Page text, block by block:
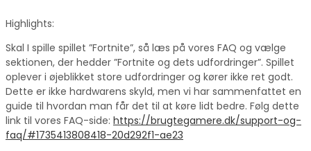
Highlights:
Skal I spille spillet ”Fortnite”, så læs på vores FAQ og vælge
sektionen, der hedder ”Fortnite og dets udfordringer”. Spillet
oplever i øjeblikket store udfordringer og kører ikke ret godt.
Dette er ikke hardwarens skyld, men vi har sammenfattet en
guide til hvordan man får det til at køre lidt bedre. Følg dette
link til vores FAQ-side: https://brugtegamere.dk/support-og-
faq/#1735413808418-20d292f1-ae23